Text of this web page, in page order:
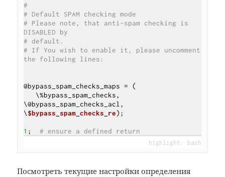
#
# Default SPAM checking mode
# Please note, that anti-spam checking is
DISABLED by
# default.
# If You wish to enable it, please uncomment
the following lines:
@bypass_spam_checks_maps = (
\@bypass_spam_checks_acl,
\$bypass_spam_checks_re);
1 ; # ensure a defined return
Посмотреть текущие настройки определения